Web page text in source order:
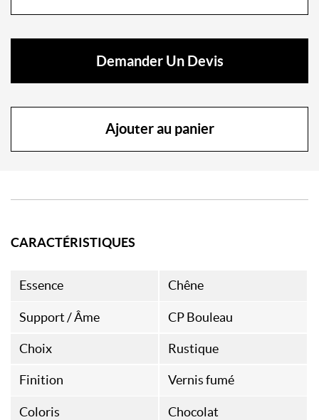
Demander Un Devis
Ajouter au panier
CARACTÉRISTIQUES
Essence Chêne
Support / Âme CP Bouleau
Choix Rustique
Finition Vernis fumé
Coloris Chocolat